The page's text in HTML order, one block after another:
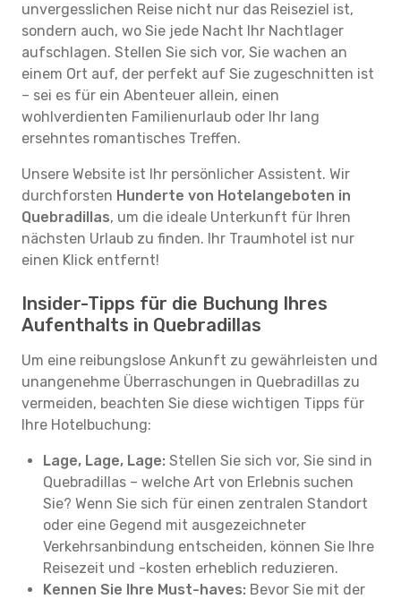
unvergesslichen Reise nicht nur das Reiseziel ist,
sondern auch, wo Sie jede Nacht Ihr Nachtlager
aufschlagen. Stellen Sie sich vor, Sie wachen an
einem Ort auf, der perfekt auf Sie zugeschnitten ist
– sei es für ein Abenteuer allein, einen
wohlverdienten Familienurlaub oder Ihr lang
ersehntes romantisches Treffen.
Unsere Website ist Ihr persönlicher Assistent. Wir
durchforsten Hunderte von Hotelangeboten in
Quebradillas, um die ideale Unterkunft für Ihren
nächsten Urlaub zu finden. Ihr Traumhotel ist nur
einen Klick entfernt!
Insider-Tipps für die Buchung Ihres
Aufenthalts in Quebradillas
Um eine reibungslose Ankunft zu gewährleisten und
unangenehme Überraschungen in Quebradillas zu
vermeiden, beachten Sie diese wichtigen Tipps für
Ihre Hotelbuchung:
Lage, Lage, Lage: Stellen Sie sich vor, Sie sind in
Quebradillas – welche Art von Erlebnis suchen
Sie? Wenn Sie sich für einen zentralen Standort
oder eine Gegend mit ausgezeichneter
Verkehrsanbindung entscheiden, können Sie Ihre
Reisezeit und -kosten erheblich reduzieren.
Kennen Sie Ihre Must-haves: Bevor Sie mit der